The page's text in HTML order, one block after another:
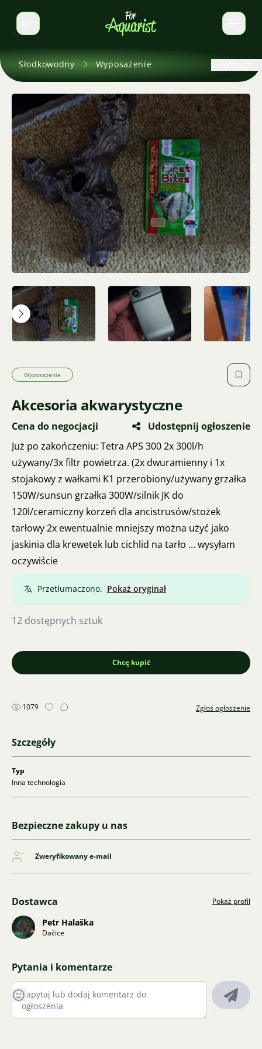
Zmień język
Słodkowodny Wyposażenie
Wyposażenie
Akcesoria akwarystyczne
Cena do negocjacji
Udostępnij ogłoszenie
Już po zakończeniu: Tetra APS 300 2x 300l/h
używany/3x filtr powietrza. (2x dwuramienny i 1x
stojakowy z wałkami K1 przerobiony/używany grzałka
150W/sunsun grzałka 300W/silnik JK do
120l/ceramiczny korzeń dla ancistrusów/stożek
tarłowy 2x ewentualnie mniejszy można użyć jako
jaskinia dla krewetek lub cichlid na tarło ... wysyłam
oczywiście
Przetłumaczono. Pokaż oryginał
12 dostępnych sztuk
Chcę kupić
1079 Zgłoś ogłoszenie
Szczegóły
Typ
Inna technologia
Bezpieczne zakupy u nas
Zweryfikowany e-mail
Dostawca Pokaż profil
Petr Halaška
Dačice
Pytania i komentarze